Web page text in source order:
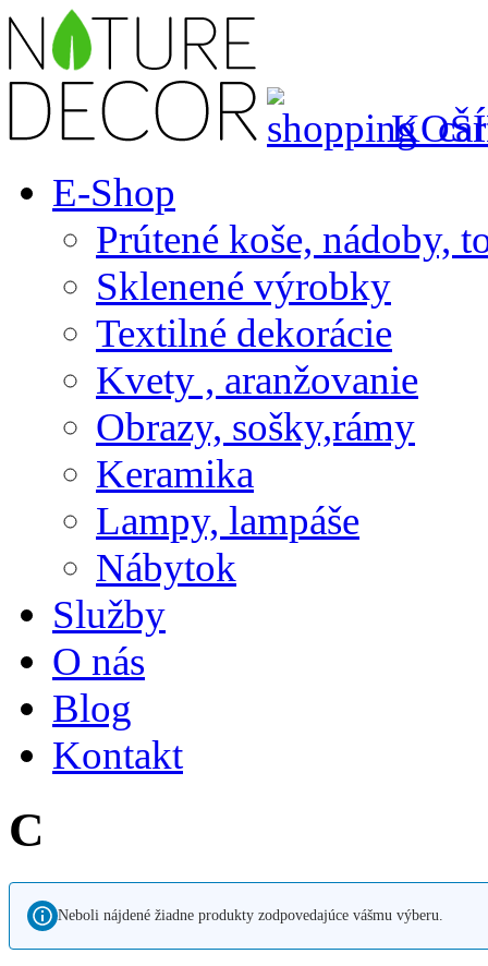
E-Shop
Prútené koše, nádoby,
Sklenené výrobky
Textilné dekorácie
Kvety , aranžovanie
Obrazy, sošky,rámy
Keramika
Lampy, lampáše
Nábytok
Služby
O nás
Blog
Kontakt
C
Neboli nájdené žiadne produkty zodpovedajúce vášmu výberu.